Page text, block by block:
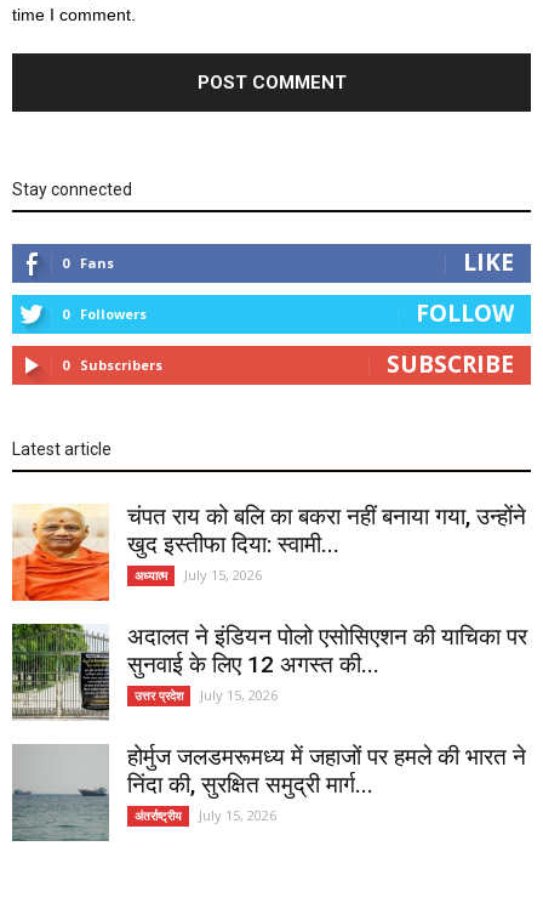
time I comment.
Stay connected
0 Fans LIKE
0 Followers FOLLOW
0 Subscribers SUBSCRIBE
Latest article
चंपत राय को बलि का बकरा नहीं बनाया गया, उन्होंने
खुद इस्तीफा दिया: स्वामी...
अध्यात्म July 15, 2026
अदालत ने इंडियन पोलो एसोसिएशन की याचिका पर
सुनवाई के लिए 12 अगस्त की...
उत्तर प्रदेश July 15, 2026
होर्मुज जलडमरूमध्य में जहाजों पर हमले की भारत ने
निंदा की, सुरक्षित समुद्री मार्ग...
अंतर्राष्ट्रीय July 15, 2026